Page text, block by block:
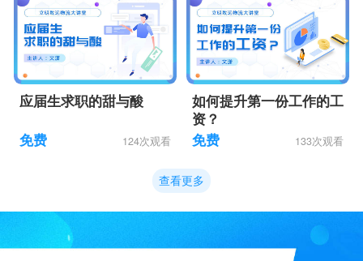
应届生求职的甜与酸
免费 124次观看
如何提升第一份工作的工
资？
免费 133次观看
查看更多